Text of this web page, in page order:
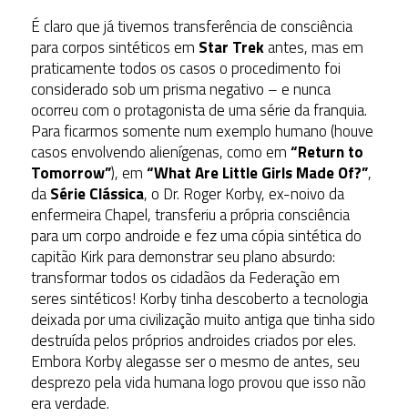
É claro que já tivemos transferência de consciência
para corpos sintéticos em Star Trekantes, mas em
praticamente todos os casos o procedimento foi
considerado sob um prisma negativo – e nunca
ocorreu com o protagonista de uma série da franquia.
Para ficarmos somente num exemplo humano (houve
casos envolvendo alienígenas, como em“Return to
Tomorrow”), em“What Are Little Girls Made Of?”,
daSérie Clássica, o Dr. Roger Korby, ex-noivo da
enfermeira Chapel, transferiu a própria consciência
para um corpo androide e fez uma cópia sintética do
capitão Kirk para demonstrar seu plano absurdo:
transformar todos os cidadãos da Federação em
seres sintéticos! Korby tinha descoberto a tecnologia
deixada por uma civilização muito antiga que tinha sido
destruída pelos próprios androides criados por eles.
Embora Korby alegasse ser o mesmo de antes, seu
desprezo pela vida humana logo provou que isso não
era verdade.